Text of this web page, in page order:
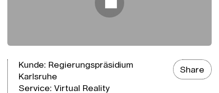
Kunde: Regierungspräsidium
Karlsruhe
Service:Virtual Reality
Share